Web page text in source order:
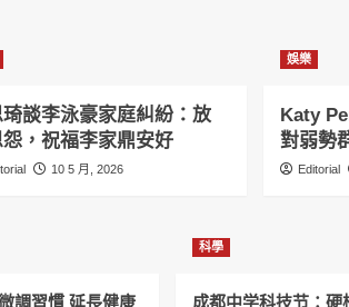
談李泳豪家庭糾紛：放
怨，祝福李家鼎安好
10 5 月, 2026
娛樂
Katy
對弱勢
Editorial
調習慣 延長健康
科學
成都中学科技节：硬